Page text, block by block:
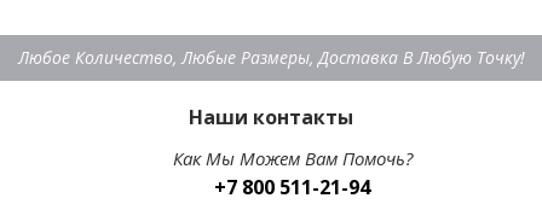
Любое Количество, Любые Размеры, Доставка В Любую Точку!
Наши контакты
Как Мы Можем Вам Помочь?
+7 800 511-21-94